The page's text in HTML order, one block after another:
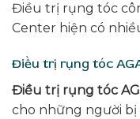
Điều trị rụng tóc
Center hiện có
Điều trị rụng tóc
Điều trị rụng tóc
cho những người